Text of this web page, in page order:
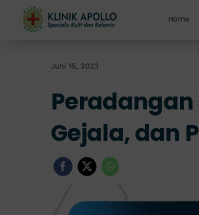
content
Home
Juni 15, 2023
Peradangan
Gejala, dan